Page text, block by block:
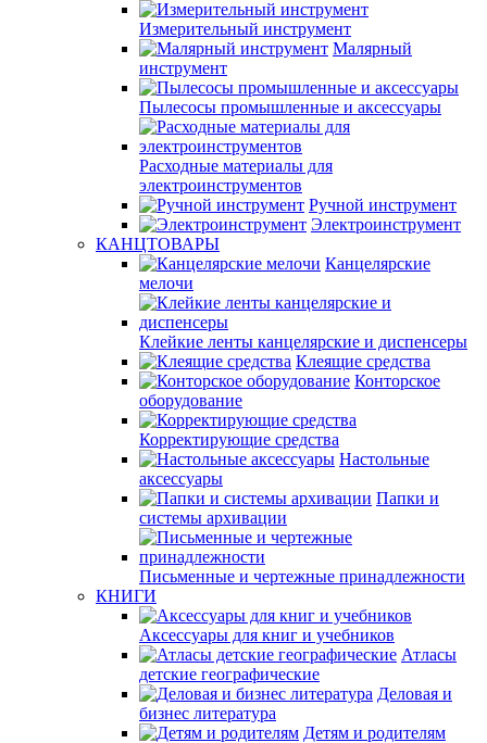
Измерительный инструмент
Малярный
инструмент
Пылесосы промышленные и аксессуары
Расходные материалы для
электроинструментов
Ручной инструмент
Электроинструмент
КАНЦТОВАРЫ
Канцелярские
мелочи
Клейкие ленты канцелярские и диспенсеры
Клеящие средства
Конторское
оборудование
Корректирующие средства
Настольные
аксессуары
Папки и
системы архивации
Письменные и чертежные принадлежности
КНИГИ
Аксессуары для книг и учебников
Атласы
детские географические
Деловая и
бизнес литература
Детям и родителям